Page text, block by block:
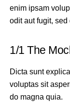
enim ipsam
odit aut fugit, sed
1/1 The
Dicta sunt
voluptas sit
do magna quia.